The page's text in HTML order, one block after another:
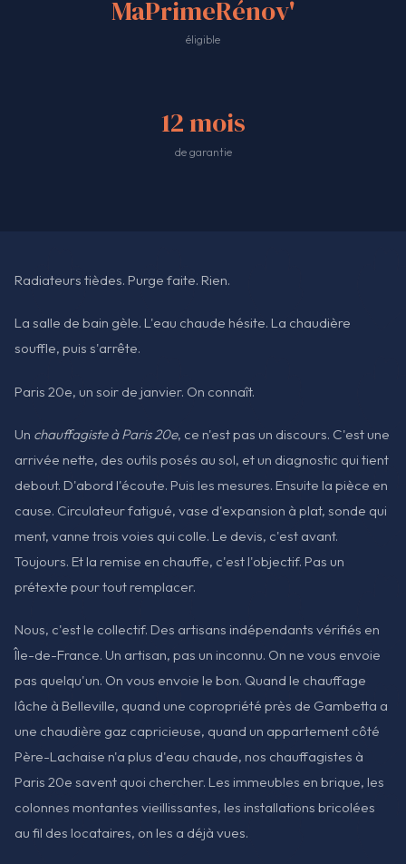
MaPrimeRénov'
éligible
12 mois
de garantie
Radiateurs tièdes. Purge faite. Rien.
La salle de bain gèle. L'eau chaude hésite. La chaudière
souffle, puis s'arrête.
Paris 20e, un soir de janvier. On connaît.
Un chauffagiste à Paris 20e, ce n'est pas un discours. C'est une
arrivée nette, des outils posés au sol, et un diagnostic qui tient
debout. D'abord l'écoute. Puis les mesures. Ensuite la pièce en
cause. Circulateur fatigué, vase d'expansion à plat, sonde qui
ment, vanne trois voies qui colle. Le devis, c'est avant.
Toujours. Et la remise en chauffe, c'est l'objectif. Pas un
prétexte pour tout remplacer.
Nous, c'est le collectif. Des artisans indépendants vérifiés en
Île-de-France. Un artisan, pas un inconnu. On ne vous envoie
pas quelqu'un. On vous envoie le bon. Quand le chauffage
lâche à Belleville, quand une copropriété près de Gambetta a
une chaudière gaz capricieuse, quand un appartement côté
Père-Lachaise n'a plus d'eau chaude, nos chauffagistes à
Paris 20e savent quoi chercher. Les immeubles en brique, les
colonnes montantes vieillissantes, les installations bricolées
au fil des locataires, on les a déjà vues.